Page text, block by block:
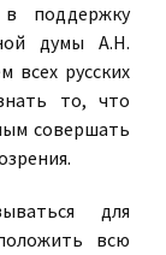
в поддержку
думы А.Н.
всех русских
то, что
совершать
для
всю